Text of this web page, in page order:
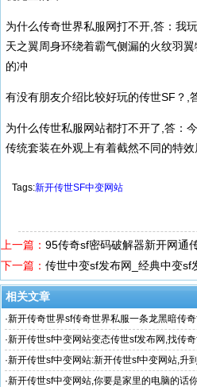
为什么传奇世界私服网打不开,答：我
天之翼周身环绕着霸气侧漏的火纹羽
的冲
有没有朋友介绍比较好玩的传世SF？,
为什么传世私服网站都打不开了,答：
传统套装在外观上有着截然不同的特效
Tags:新开传世SF中变网站
上一篇： 95传奇sf密码破解器新开网通
下一篇： 传世中变sf发布网_经典中变sf
相关文章
·新开传奇世界sf传奇世界私服一条龙黑暗传
·新开传世sf中变网站变态传世sf发布网,找传
世sf发布网,找传
·新开传世sf中变网站:新开传世sf中变网站,升
兽神水交给
·新开传世sf中变网站,你要是家里的电脑的话